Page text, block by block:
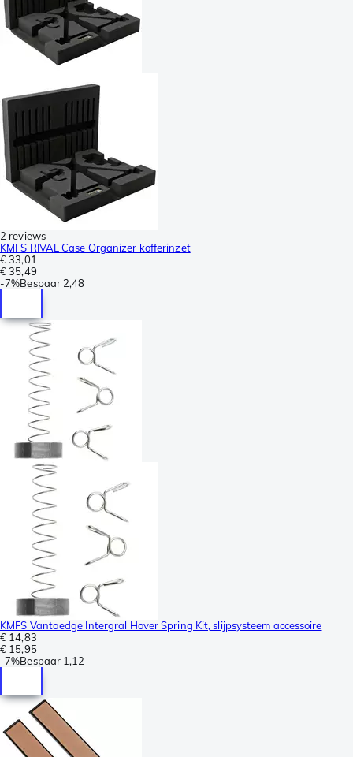
2 reviews
KMFS RIVAL Case Organizer kofferinzet
€ 33,01
€ 35,49
-7%Bespaar 2,48
KMFS Vantaedge Intergral Hover Spring Kit, slijpsysteem accessoire
€ 14,83
€ 15,95
-7%Bespaar 1,12